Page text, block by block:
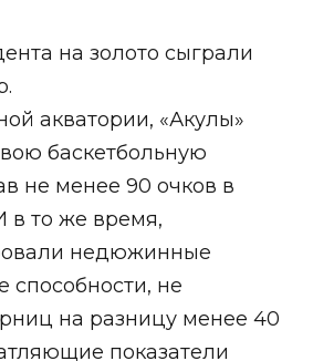
на золото сыграли
акватории, «Акулы»
баскетбольную
не менее 90 очков в
в то же время,
недюжинные
способности, не
на разницу менее 40
показатели